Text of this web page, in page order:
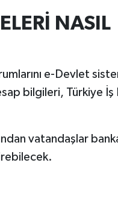
NASIL
e-Devlet
bilgileri, Türkiye İş
vatandaşlar